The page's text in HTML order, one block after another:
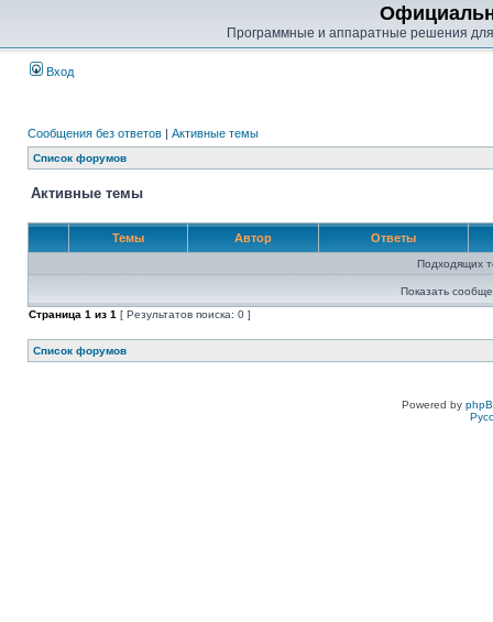
Программные и аппаратные решения
Вход
Сообщения без ответов | Активные темы
Список форумов
Активные темы
Темы Автор Ответы
Подходящих
Показать
Страница 1 из 1 [ Результатов поиска: 0 ]
Список форумов
Powered by